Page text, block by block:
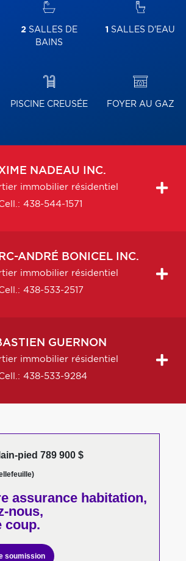
2 SALLES DE
BAINS
1 SALLES D'EAU
PISCINE CREUSÉE FOYER AU GAZ
NADEAU INC.
immobilier résidentiel
438-544-1571
ANDRÉ BONICEL INC.
immobilier résidentiel
438-533-2517
GUERNON
immobilier résidentiel
438-533-9284
pied 789 900 $
assurance habitation,
nous,
coup.
soumission